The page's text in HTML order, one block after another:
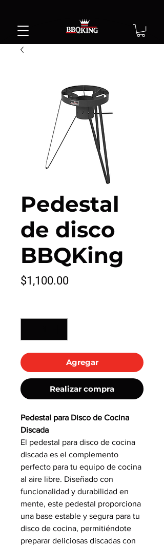
Pedestal
de disco
BBQKing
$1,100.00Precio
Agregar
Realizar compra
Pedestal para Disco de Cocina
Discada
El pedestal para disco de cocina
discada es el complemento
perfecto para tu equipo de cocina
al aire libre. Diseñado con
funcionalidad y durabilidad en
mente, este pedestal proporciona
una base estable y segura para tu
disco de cocina, permitiéndote
preparar deliciosas discadas con